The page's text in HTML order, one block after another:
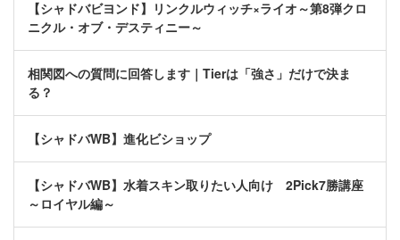
【シャドバビヨンド】リンクルウィッチ×ライオ～第8弾クロ
ニクル・オブ・デスティニー～
相関図への質問に回答します｜Tierは「強さ」だけで決ま
る？
【シャドバWB】進化ビショップ
【シャドバWB】水着スキン取りたい人向け 2Pick7勝講座
～ロイヤル編～